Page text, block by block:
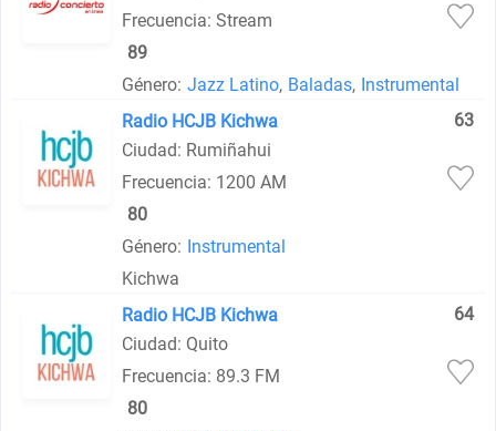
Frecuencia: Stream
89
Género: Jazz Latino, Baladas, Instrumental
Radio HCJB Kichwa
63
Ciudad: Rumiñahui
Frecuencia: 1200 AM
80
Género: Instrumental
Kichwa
Radio HCJB Kichwa
64
Ciudad: Quito
Frecuencia: 89.3 FM
80